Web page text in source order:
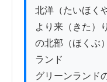
北洋（たいほく
より来（きた）
の北部（ほくぶ
ランド
グリーンランド